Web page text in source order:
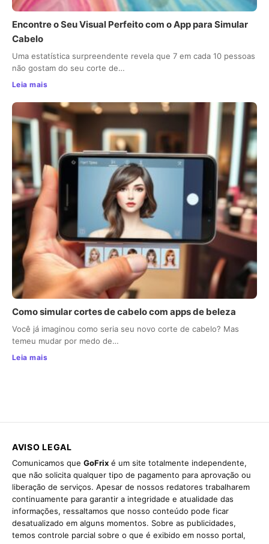
Encontre o Seu Visual Perfeito com o App para Simular
Cabelo
Uma estatística surpreendente revela que 7 em cada 10 pessoas
não gostam do seu corte de…
Leia mais
Como simular cortes de cabelo com apps de beleza
Você já imaginou como seria seu novo corte de cabelo? Mas
temeu mudar por medo de…
Leia mais
AVISO LEGAL
Comunicamos que GoFrix é um site totalmente independente,
que não solicita qualquer tipo de pagamento para aprovação ou
liberação de serviços. Apesar de nossos redatores trabalharem
continuamente para garantir a integridade e atualidade das
informações, ressaltamos que nosso conteúdo pode ficar
desatualizado em alguns momentos. Sobre as publicidades,
temos controle parcial sobre o que é exibido em nosso portal,